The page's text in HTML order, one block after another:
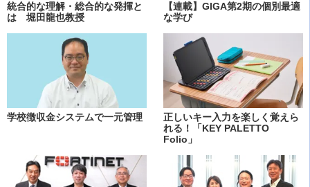
統合的な理解・総合的な発揮と
は 堀田龍也教授
【連載】GIGA第2期の個別最適
な学び
学校徴収金システムで一元管理
正しいキー入力を楽しく覚えら
れる！「KEY PALETTO
Folio」